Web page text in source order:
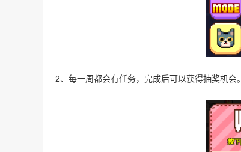
2、每一周都会有任务，完成后可以获得抽奖机会。